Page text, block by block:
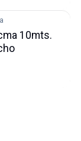
10mts.